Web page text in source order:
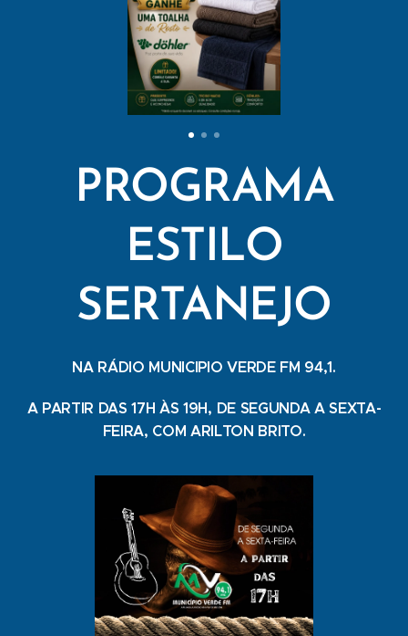
PROGRAMA
ESTILO
SERTANEJO
NA RÁDIO MUNICIPIO VERDE FM 94,1.
A PARTIR DAS 17H ÀS 19H, DE SEGUNDA A SEXTA-
FEIRA, COM ARILTON BRITO.